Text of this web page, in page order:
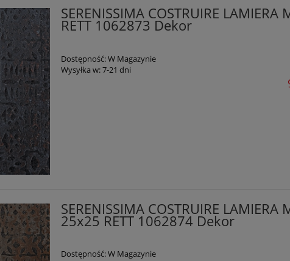
SERENISSIMA COSTRUIRE LAMIERA
RETT 1062873 Dekor
Dostępność:W Magazynie
Wysyłka w:7-21 dni
SERENISSIMA COSTRUIRE LAMIERA
25x25 RETT 1062874 Dekor
Dostępność:W Magazynie